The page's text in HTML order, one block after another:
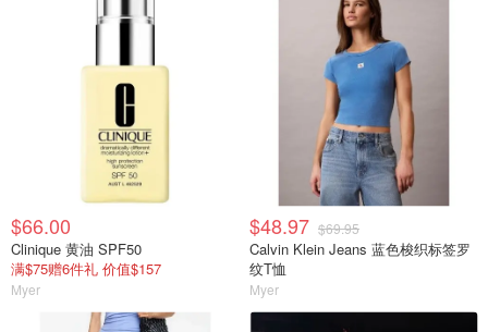
$66.00
Clinique 黄油 SPF50
满$75赠6件礼 价值$157
Myer
$48.97 $69.95
Calvin Klein Jeans 蓝色梭织标签罗
纹T恤
Myer